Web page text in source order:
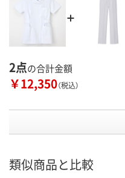
2点の合計金額
￥12,350（税込）
類似商品と比較